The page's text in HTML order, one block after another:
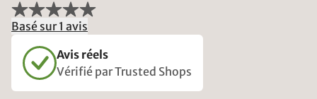
Basé sur 1 avis
Avis réels
Vérifié par Trusted Shops